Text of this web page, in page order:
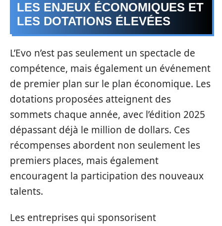
LES ENJEUX ÉCONOMIQUES ET
LES DOTATIONS ÉLEVÉES
L’Evo n’est pas seulement un spectacle de
compétence, mais également un événement
de premier plan sur le plan économique. Les
dotations proposées atteignent des
sommets chaque année, avec l’édition 2025
dépassant déjà le million de dollars. Ces
récompenses abordent non seulement les
premiers places, mais également
encouragent la participation des nouveaux
talents.
Les entreprises qui sponsorisent